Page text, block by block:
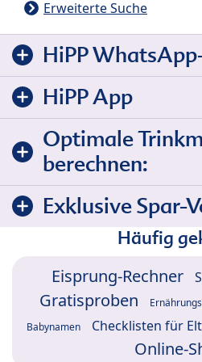
Erweiterte Suche
HiPP
HiPP App
Optimale
berechnen:
Exklusive Spar-
Häufig
Eisprung-Rechner
Gratisproben
Babynamen Checklisten für
Online-